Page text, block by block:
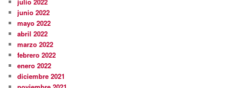
junio 2022
mayo 2022
abril 2022
marzo 2022
febrero 2022
enero 2022
diciembre 2021